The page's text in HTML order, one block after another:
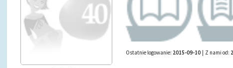
Ostatnie logowanie: 2015-09-10 | Z nami od: